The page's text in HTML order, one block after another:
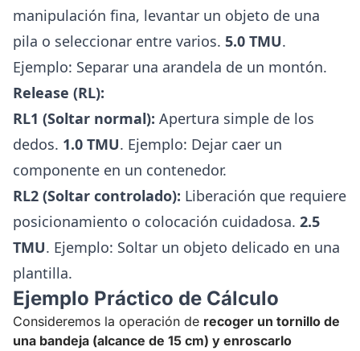
manipulación fina, levantar un objeto de una
pila o seleccionar entre varios. 5.0 TMU.
Ejemplo: Separar una arandela de un montón.
Release (RL):
RL1 (Soltar normal): Apertura simple de los
dedos. 1.0 TMU. Ejemplo: Dejar caer un
componente en un contenedor.
RL2 (Soltar controlado): Liberación que requiere
posicionamiento o colocación cuidadosa. 2.5
TMU. Ejemplo: Soltar un objeto delicado en una
plantilla.
Ejemplo Práctico de Cálculo
Consideremos la operación de recoger un tornillo de
una bandeja (alcance de 15 cm) y enroscarlo